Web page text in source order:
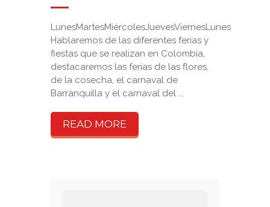
LunesMartesMiércolesJuevesViernesLunes
Hablaremos de las diferentes ferias y
fiestas que se realizan en Colombia,
destacaremos las ferias de las flores,
de la cosecha, el carnaval de
Barranquilla y el carnaval del ...
READ MORE